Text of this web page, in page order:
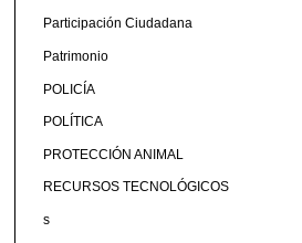
Participación Ciudadana
Patrimonio
POLICÍA
POLÍTICA
PROTECCIÓN ANIMAL
RECURSOS TECNOLÓGICOS
s